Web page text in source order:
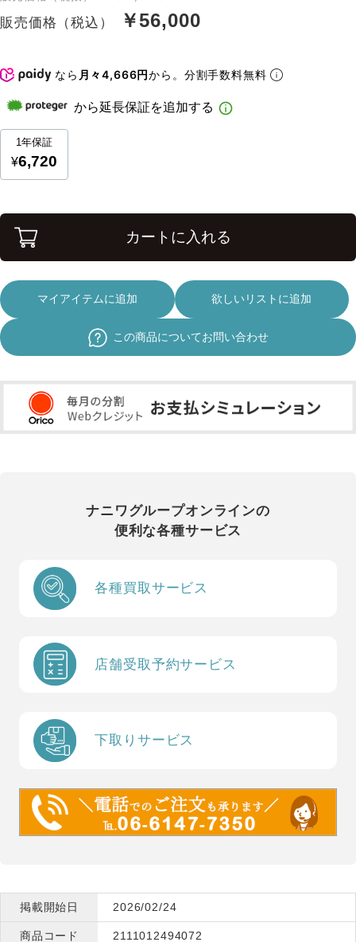
販売価格（税込） ￥56,000
なら 月々4,666円から。分割手数料無料
カートに入れる
マイアイテムに追加 欲しいリストに追加
この商品についてお問い合わせ
ナニワグループオンラインの
便利な各種サービス
各種買取サービス
店舗受取予約サービス
下取りサービス
掲載開始日 2026/02/24
商品コード 2111012494072